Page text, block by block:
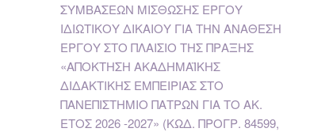
ΣΥΜΒΑΣΕΩΝ ΜΙΣΘΩΣΗΣ ΕΡΓΟΥ
ΙΔΙΩΤΙΚΟΥ ΔΙΚΑΙΟΥ ΓΙΑ ΤΗΝ ΑΝΑΘΕΣΗ
ΕΡΓΟΥ ΣΤΟ ΠΛΑΙΣΙΟ ΤΗΣ ΠΡΑΞΗΣ
«ΑΠΟΚΤΗΣΗ ΑΚΑΔΗΜΑΪΚΗΣ
ΔΙΔΑΚΤΙΚΗΣ ΕΜΠΕΙΡΙΑΣ ΣΤΟ
ΠΑΝΕΠΙΣΤΗΜΙΟ ΠΑΤΡΩΝ ΓΙΑ ΤΟ ΑΚ.
ΕΤΟΣ 2026 -2027» (ΚΩΔ. ΠΡΟΓΡ. 84599,